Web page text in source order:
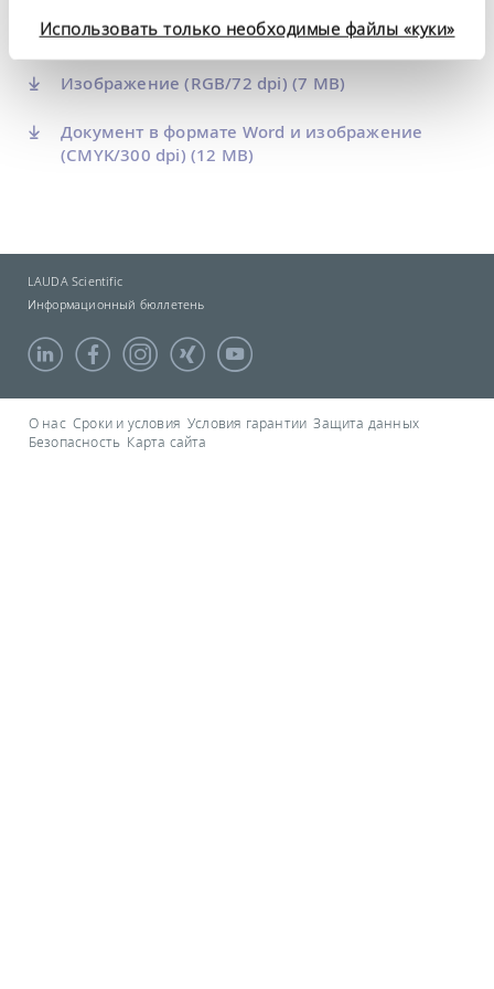
Использовать только необходимые файлы «куки»
Документ в формате Word(25 KB)
Изображение (RGB/72 dpi) (7 MB)
Документ в формате Word и изображение
(CMYK/300 dpi) (12 MB)
LAUDA Scientific
Информационный бюллетень
О нас Сроки и условия Условия гарантии Защита данных
Безопасность Карта сайта